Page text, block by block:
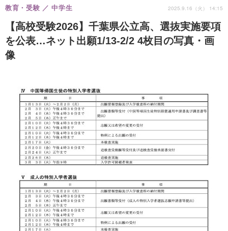
【高校受験2026】千葉県公立高、選抜実施要項
を公表…ネット出願1/13-2/2 4枚目の写真・画
像
教育・受験 中学生 2025.9.16（火） 14:15